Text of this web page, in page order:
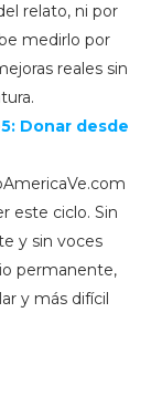
relato, ni por
medirlo por
reales sin
Donar desde
este ciclo. Sin
y sin voces
permanente,
y más difícil